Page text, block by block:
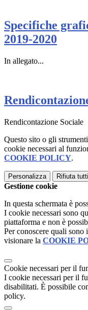
Specifiche
2019-2020
In allegato...
Rendicontazione Sociale
Questo sito o gli
cookie necessari al
COOKIE POLICY.
Personalizza Rifiuta tutti
Gestione cookie
In questa schermata è
I cookie necessari sono
piattaforma e non è
Per conoscere quali sono
visionare la COOKIE
Cookie necessari per il
I cookie necessari per il
disabilitati. È possibile
policy.